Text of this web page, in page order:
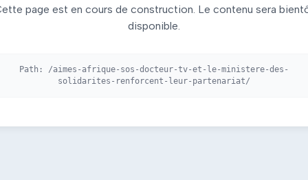
page est en cours de construction. Le contenu sera
disponible.
Path: /aimes-afrique-sos-docteur-tv-et-le-ministere-des-
solidarites-renforcent-leur-partenariat/